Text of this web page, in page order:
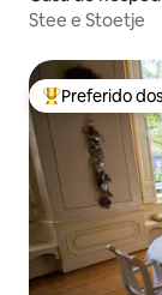
Stee e Stoetje
Entre os
Preferido